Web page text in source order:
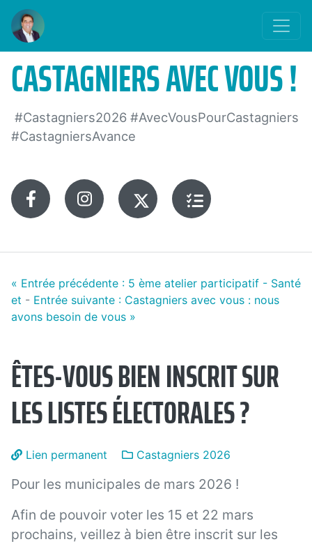
CASTAGNIERS AVEC VOUS !
#Castagniers2026 #AvecVousPourCastagniers
#CastagniersAvance
FacebookInstagram
X
Questionnaire
BILLET
« Entrée précédente : 5 ème atelier participatif - Santé
et - Entrée suivante : Castagniers avec vous : nous
avons besoin de vous »
ÊTES-VOUS BIEN INSCRIT SUR
LES LISTES ÉLECTORALES ?
Lien permanent Castagniers 2026
Pour les municipales de mars 2026 !
Afin de pouvoir voter les 15 et 22 mars
prochains, veillez à bien être inscrit sur les